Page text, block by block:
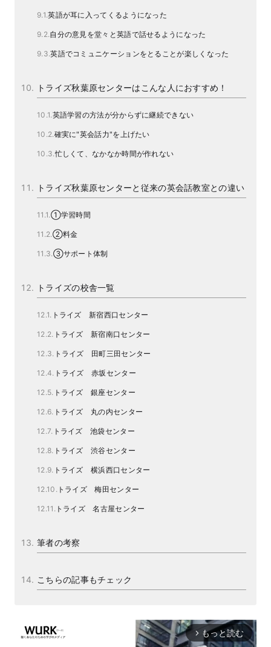
英語が耳に入ってくるようになった
自分の意見を堂々と英語で話せるようになった
英語でコミュニケーションをとることが楽しくなった
トライズ秋葉原センターはこんな人におすすめ！
英語学習の方法が分からずに継続できない
確実に"英会話力"を上げたい
忙しくて、なかなか時間が作れない
トライズ秋葉原センターと従来の英会話教室との違い
①学習時間
②料金
③サポート体制
トライズの校舎一覧
トライズ 新宿西口センター
トライズ 新宿南口センター
トライズ 田町三田センター
トライズ 赤坂センター
トライズ 銀座センター
トライズ 丸の内センター
トライズ 池袋センター
トライズ 渋谷センター
トライズ 横浜西口センター
トライズ 梅田センター
トライズ 名古屋センター
筆者の考察
こちらの記事もチェック
arrow_forward_ios もっと読む